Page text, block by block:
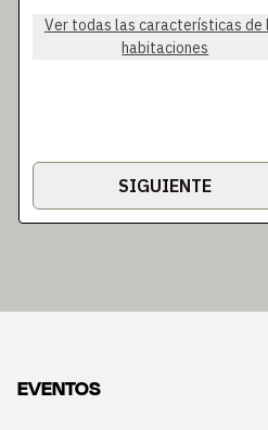
Ver todas las características de
habitaciones
SIGUIENTE
EVENTOS